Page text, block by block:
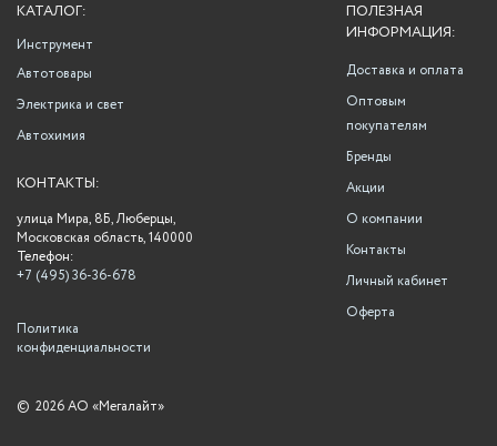
ПОЛЕЗНАЯ
ИНФОРМАЦИЯ:
Доставка и оплата
Оптовым
покупателям
Бренды
Акции
О компании
Контакты
Личный кабинет
Оферта
КАТАЛОГ:
Инструмент
Автотовары
Электрика и свет
Автохимия
КОНТАКТЫ:
улица Мира, 8Б, Люберцы,
Московская область, 140000
Телефон:
+7 (495) 36-36-678
Политика
конфиденциальности
© 2026 АО «Мегалайт»